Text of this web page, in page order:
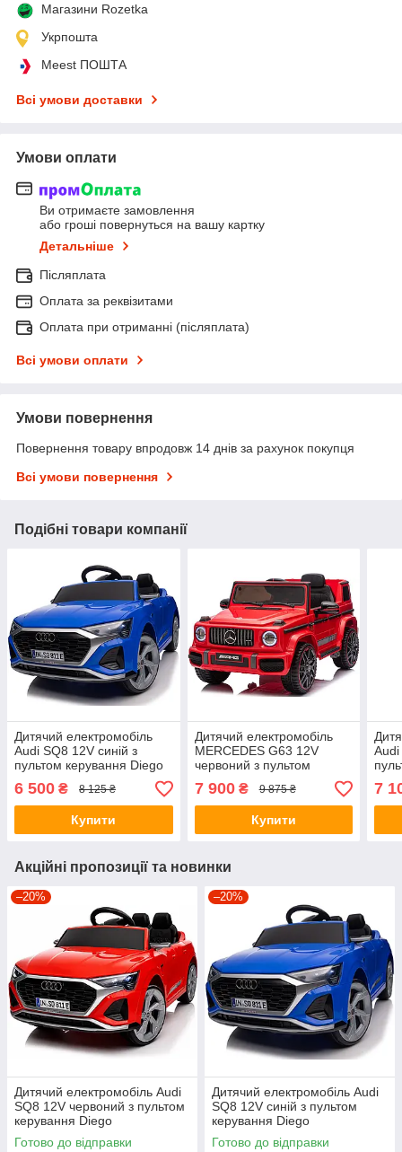
Магазини Rozetka
Укрпошта
Meest ПОШТА
Всі умови доставки
Умови оплати
Ви отримаєте замовлення
або гроші повернуться на вашу картку
Детальніше
Післяплата
Оплата за реквізитами
Оплата при отриманні (післяплата)
Всі умови оплати
Умови повернення
Повернення товару впродовж 14 днів за рахунок покупця
Всі умови повернення
Подібні товари компанії
Дитячий електромобіль
Audi SQ8 12V синій з
пультом керування Diego
6 500 ₴ 8 125 ₴
Купити
Дитячий електромобіль
MERCEDES G63 12V
червоний з пультом
керування Diego
7 900₴ 9 875 ₴
Купити
Audi
7
Акційні пропозиції та новинки
–20%
Дитячий електромобіль Audi
SQ8 12V червоний з пультом
керування Diego
Готово до відправки
–20%
Дитячий електромобіль Audi
SQ8 12V синій з пультом
керування Diego
Готово до відправки